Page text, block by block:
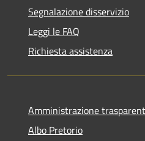
Segnalazione disservizio
Leggi le FAQ
Richiesta assistenza
Amministrazione
Albo Pretorio